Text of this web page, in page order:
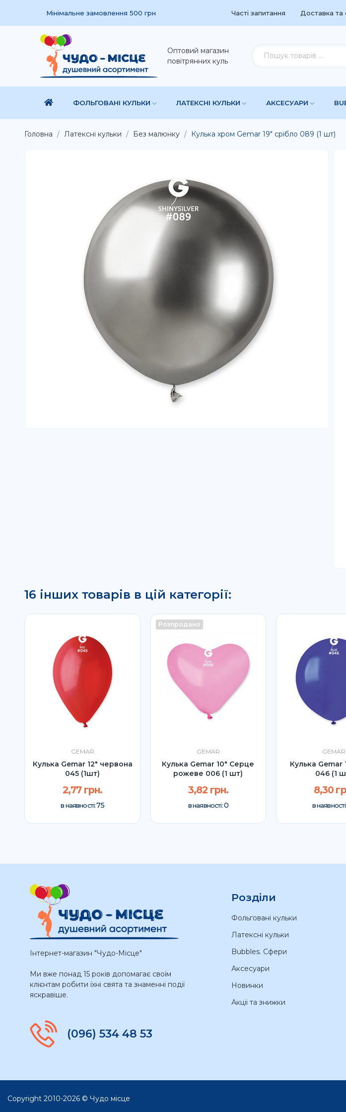
Мінімальне замовлення 500 грн Часті запитання Доставка та
Оптовий магазин
повітрянних куль
ФОЛЬГОВАНІ КУЛЬКИ ЛАТЕКСНІ КУЛЬКИ АКСЕСУАРИ
Головна Латексні кульки Без малюнку Кулька хром Gemar 19" срібло 089 (1 шт)
16 інших товарів в цій категорії:
GEMAR
Кулька Gemar 12" червона
045 (1шт)
2,77 грн.
в наявності:75
Розпродано
GEMAR
Кулька Gemar 10" Серце
рожеве 006 (1 шт)
3,82 грн.
в наявності:0
GEMAR
Кулька Gemar
046 (1
8,30
в наявності:
Інтернет-магазин "Чудо-Місце"
Ми вже понад 15 років допомагає своїм
клієнтам робити їхні свята та знаменні події
яскравіше.
(096) 534 48 53
Розділи
Фольговані кульки
Латексні кульки
Bubbles. Сфери
Аксесуари
Новинки
Акціі та знижки
Copyright 2010-2026 © Чудо місце